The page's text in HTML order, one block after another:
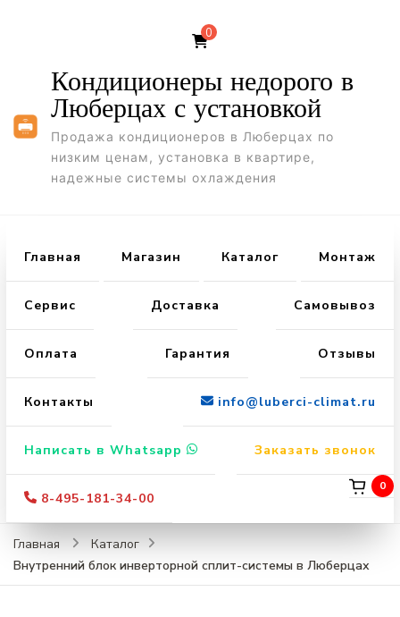
0
Кондиционеры недорого в
Люберцах с установкой
Продажа кондиционеров в Люберцах по
низким ценам, установка в квартире,
надежные системы охлаждения
Главная Магазин Каталог Монтаж
Сервис Доставка Самовывоз
Оплата Гарантия Отзывы
Контакты info@luberci-climat.ru
Написать в Whatsapp Заказать звонок
8-495-181-34-00
0
Главная
Каталог
Внутренний блок инверторной сплит-системы в Люберцах